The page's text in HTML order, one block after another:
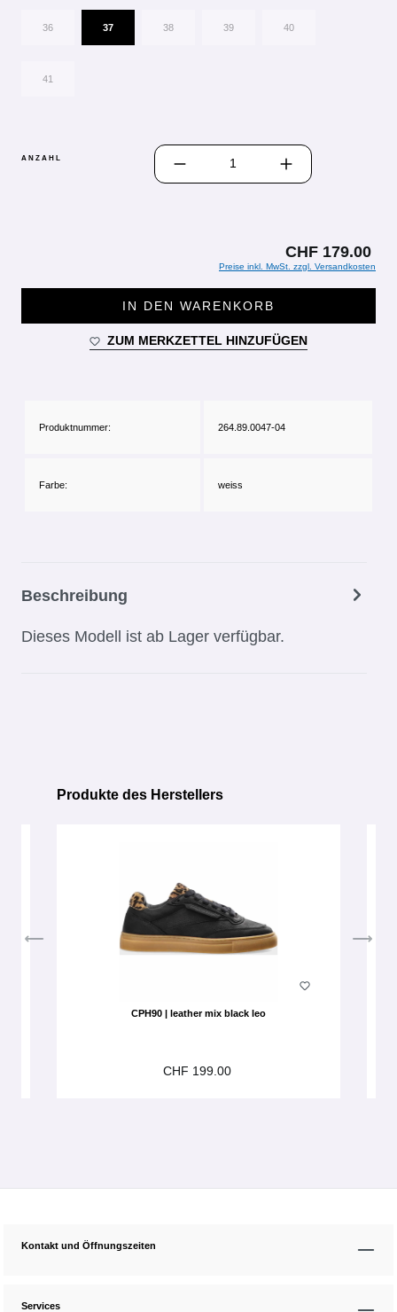
36 37 38 39 40
41
ANZAHL
PRODUKT ANZAHL: GIB DEN
CHF 179.00
Preise inkl. MwSt. zzgl. Versandkosten
IN DEN WARENKORB
ZUM MERKZETTEL HINZUFÜGEN
Produktnummer: 264.89.0047-04
Farbe: weiss
Beschreibung
Dieses Modell ist ab Lager verfügbar.
Produktgalerie überspringen
Produkte des Herstellers
CPH90 | leather mix black leo
CHF 199.00
Kontakt und Öffnungszeiten
Services